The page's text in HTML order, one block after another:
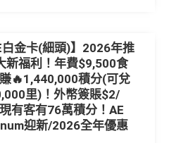
白金卡(細頭)】2026年推
新福利！年費$9,500食
🔥1,440,000積分(可兌
里)！外幣簽賬$2/
有客有76萬積分！AE
迎新/2026全年優惠